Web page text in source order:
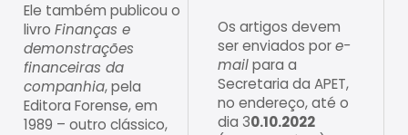
Ele também publicou o
livro Finanças e
demonstrações
financeiras da
companhia, pela
Editora Forense, em
1989 – outro clássico,
Os artigos devem
ser enviados pore-
mailpara a
Secretaria da APET,
no endereço, até o
dia 30.10.2022